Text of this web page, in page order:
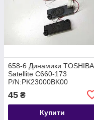
658-6 Динамики TOSHIBA
Satellite C660-173
P/N:PK23000BK00
45 ₴
Купити